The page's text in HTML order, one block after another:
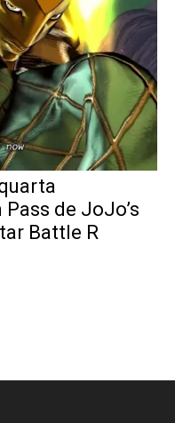
de JoJo’s
Battle R